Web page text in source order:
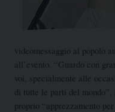
videomessaggio al popolo
all’evento. “Guardo con
voi, specialmente alle
di tutte le parti del mondo”,
proprio “apprezzamento